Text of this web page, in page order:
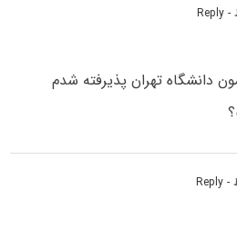
- Reply
دانشگاه تهران پذیرفته شدم
- Reply